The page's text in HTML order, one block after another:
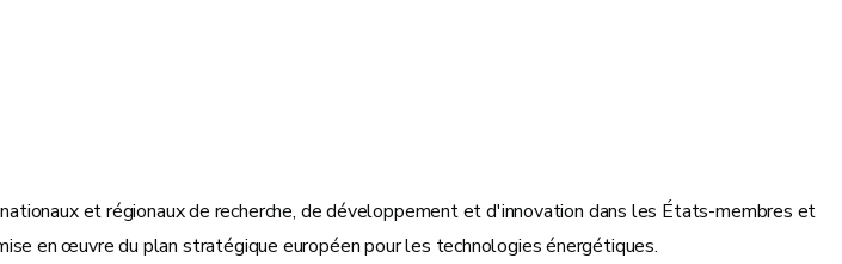
et régionaux de recherche, de développement et d'innovation dans les États-membres et
en œuvre du plan stratégique européen pour les technologies énergétiques.